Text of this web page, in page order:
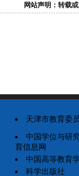
网站声明：转
天津市教育委
中国学位与研
育信息网
中国高等教育
科学出版社